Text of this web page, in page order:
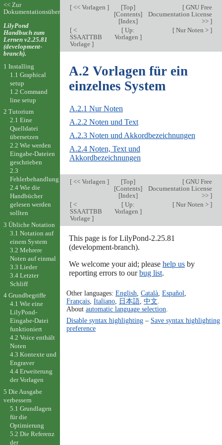
[<< Vorlagen ] [Top]
[Contents]
[Index]
[GNU Free
Documentation License
>> ]
[<
SSAATTBB
Vorlage ]
[ Up:
Vorlagen]
[Nur Noten > ]
A.2 Vorlagen für ein
einzelnes System
A.2.1 Nur Noten
A.2.2 Noten und Text
A.2.3 Noten und Akkordbezeichnungen
A.2.4 Noten, Text und
Akkordbezeichnungen
[<< Vorlagen ] [Top]
[Contents]
[Index]
[GNU Free
Documentation License
>> ]
[<
SSAATTBB
Vorlage ]
[ Up:
Vorlagen]
[Nur Noten > ]
This page is for LilyPond-2.25.81
(development-branch).
We welcome your aid; please help usby
reporting errors to ourbug list.
Other languages: English Català, Español
Français, Italiano, 日本語, 中文
About automatic language selection
Disable syntax highlighting– Save syntax highlighting
preference
<< Zur
Dokumentationsübersicht
LilyPond
Handbuch zum
Lernen v2.25.81
(development-
branch).
1 Installing
1.1 Graphical
setup
1.2 Command
line setup
2 Tutorium
2.1 Eine
Quelldatei
übersetzen
2.2 Wie werden
Eingabe-Dateien
geschrieben
2.3
Fehlerbehandlung
2.4 Wie die
Handbücher
gelesen werden
sollten
3 Übliche Notation
3.1 Notation auf
einem System
3.2 Mehrere
Noten auf einmal
3.3 Lieder
3.4 Letzter
Schliff
4 Grundbegriffe
4.1 Wie eine
LilyPond-
Eingabe-Datei
funktioniert
4.2 Voice enthält
Noten
4.3 Kontexte und
Engraver
4.4 Erweiterung
der Vorlagen
5 Die Ausgabe
verbessern
5.1 Grundlagen
für die
Optimierung
5.2 Die Referenz
der